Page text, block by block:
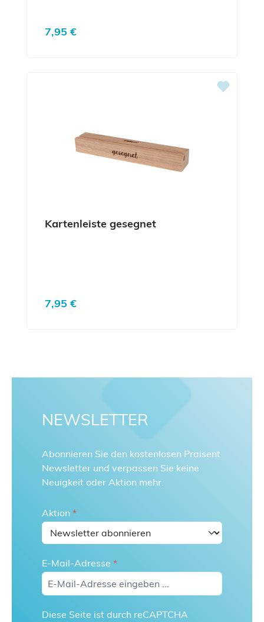
Regulärer Preis:
7,95 €
Kartenleiste gesegnet
Regulärer Preis:
7,95 €
NEWSLETTER
Abonnieren Sie den kostenlosen Praisent
Newsletter und verpassen Sie keine
Neuigkeit oder Aktion mehr.
Aktion *
E-Mail-Adresse *
Diese Seite ist durch reCAPTCHA